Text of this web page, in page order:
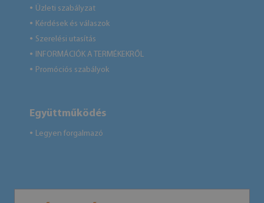
● Üzleti szabályzat
● Kérdések és válaszok
● Szerelési utasítás
● INFORMÁCIÓK A TERMÉKEKRŐL
● Promóciós szabályok
Együttműködés
● Legyen forgalmazó